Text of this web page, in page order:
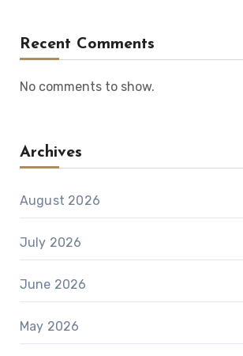
Recent Comments
No comments to show.
Archives
August 2026
July 2026
June 2026
May 2026